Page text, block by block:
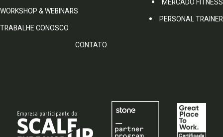
WORKSHOP & WEBINARS
TRABALHE CONOSCO
CONTATO
MERCADO FITNESS
PERSONAL TRAINER